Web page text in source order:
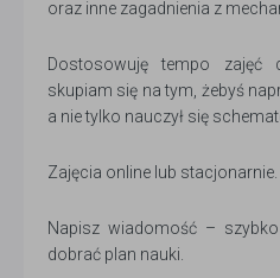
oraz inne zagadnienia z
Dostosowuję tempo
skupiam się na tym, żebyś
a nie tylko nauczył się
Zajęcia online lub stacjonarnie.
Napisz wiadomość –
dobrać plan nauki.